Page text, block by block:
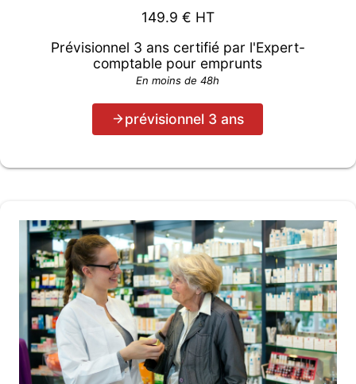
149.9 € HT
Prévisionnel 3 ans certifié par l'Expert-
comptable pour emprunts
En moins de 48h
prévisionnel 3 ans